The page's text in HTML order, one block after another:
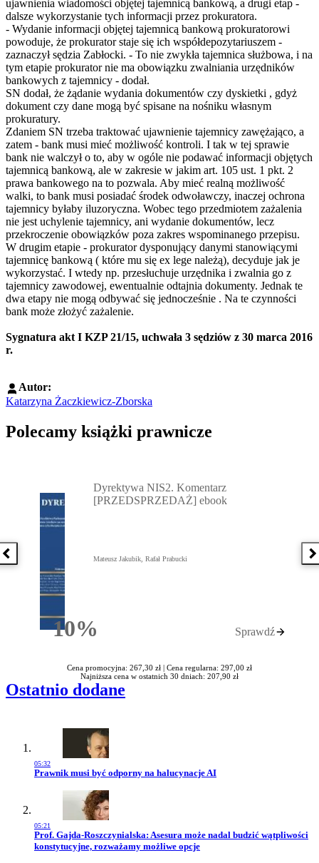
ujawnienia wiadomości objętej tajemnicą bankową, a drugi etap -
dalsze wykorzystanie tych informacji przez prokuratora.
- Wydanie informacji objętej tajemnicą bankową prokuratorowi
powoduje, że prokurator staje się ich współdepozytariuszem -
zaznaczył sędzia Zabłocki. - To nie zwykła tajemnica służbowa, i na
tym etapie prokurator nie ma obowiązku zwalniania urzędników
bankowych z tajemnicy - dodał.
SN dodał, że żądanie wydania dokumentów czy dyskietki , gdyż
dokument czy dane mogą być spisane na nośniku własnym
prokuratury.
Zdaniem SN trzeba traktować ujawnienie tajemnicy zawężająco, a
zatem - bank musi mieć możliwość kontroli. I tak w tej sprawie
bank nie walczył o to, aby w ogóle nie podawać informacji objętych
tajemnicą bankową, ale w zakresie w jakim art. 105 ust. 1 pkt. 2
prawa bankowego na to pozwala. Aby mieć realną możliwość
walki, to bank musi posiadać środek odwoławczy, inaczej ochrona
tajemnicy byłaby iluzoryczna. Wobec tego przedmiotem zażalenia
nie jest uchylenie tajemnicy, ani wydanie dokumentów, lecz
przekroczenie obowiązków poza zakres wspominanego przepisu.
W drugim etapie - prokurator dysponujący danymi stanowiącymi
tajemnicę bankową ( które mu się ex lege należą), decyduje jak je
wykorzystać. I wtedy np. przesłuchuje urzędnika i zwalnia go z
tajemnicy zawodowej, ewentualnie odtajnia dokumenty. Jednak te
dwa etapy nie mogą odbywać się jednocześnie . Na te czynności
bank może złożyć zażalenie.
Sygnatura akt I KZP 21/15, uchwała 3 sędziów z 30 marca 2016
r.
Autor:
Katarzyna Żaczkiewicz-Zborska
Polecamy książki prawnicze
Poprzednia książka
10%Rabatu
Dyrektywa NIS2. Komentarz
[PRZEDSPRZEDAŻ] ebook
Mateusz Jakubik, Rafał Prabucki
Sprawdź
Cena promocyjna: 267,30 zł | Cena regularna: 297,00 zł
Najniższa cena w ostatnich 30 dniach: 207,90 zł
Ostatnio dodane
05:32
Przejdź do artykułu:
Prawnik musi być odporny na halucynacje AI
05:21
Przejdź do artykułu:
Prof. Gajda-Roszczynialska: Asesura może nadal budzić wątpliwości
konstytucyjne, rozważamy możliwe opcje